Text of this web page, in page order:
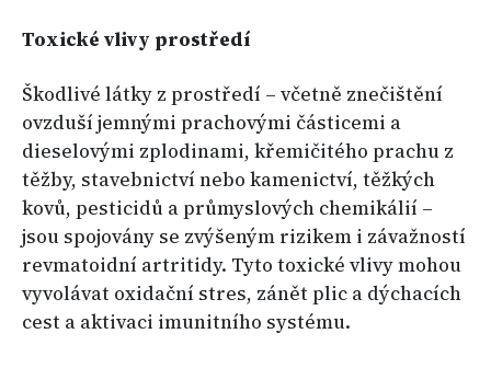
Toxické vlivy prostředí
Škodlivé látky z prostředí – včetně znečištění
ovzduší jemnými prachovými částicemi a
dieselovými zplodinami, křemičitého prachu z
těžby, stavebnictví nebo kamenictví, těžkých
kovů, pesticidů a průmyslových chemikálií –
jsou spojovány se zvýšeným rizikem i závažností
revmatoidní artritidy. Tyto toxické vlivy mohou
vyvolávat oxidační stres, zánět plic a dýchacích
cest a aktivaci imunitního systému.